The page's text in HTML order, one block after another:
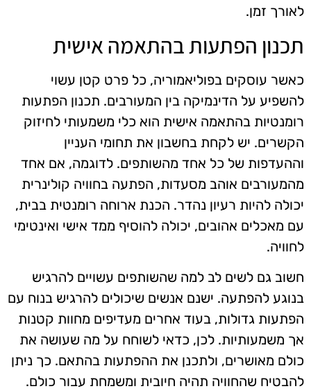
לאורך זמן.
תכנון הפתעות בהתאמה אישית
כאשר עוסקים בפוליאמוריה, כל פרט קטן עשוי
להשפיע על הדינמיקה בין המעורבים. תכנון הפתעות
רומנטיות בהתאמה אישית הוא כלי משמעותי לחיזוק
הקשרים. יש לקחת בחשבון את תחומי העניין
וההעדפות של כל אחד מהשותפים. לדוגמה, אם אחד
מהמעורבים אוהב מסעדות, הפתעה בחוויה קולינרית
יכולה להיות רעיון נהדר. הכנת ארוחה רומנטית בבית,
עם מאכלים אהובים, יכולה להוסיף ממד אישי ואינטימי
לחוויה.
חשוב גם לשים לב למה שהשותפים עשויים להרגיש
בנוגע להפתעה. ישנם אנשים שיכולים להרגיש בנוח עם
הפתעות גדולות, בעוד אחרים מעדיפים מחוות קטנות
אך משמעותיות. לכן, כדאי לשוחח על מה שעושה את
כולם מאושרים, ולתכנן את ההפתעות בהתאם. כך ניתן
להבטיח שהחוויה תהיה חיובית ומשמחת עבור כולם.